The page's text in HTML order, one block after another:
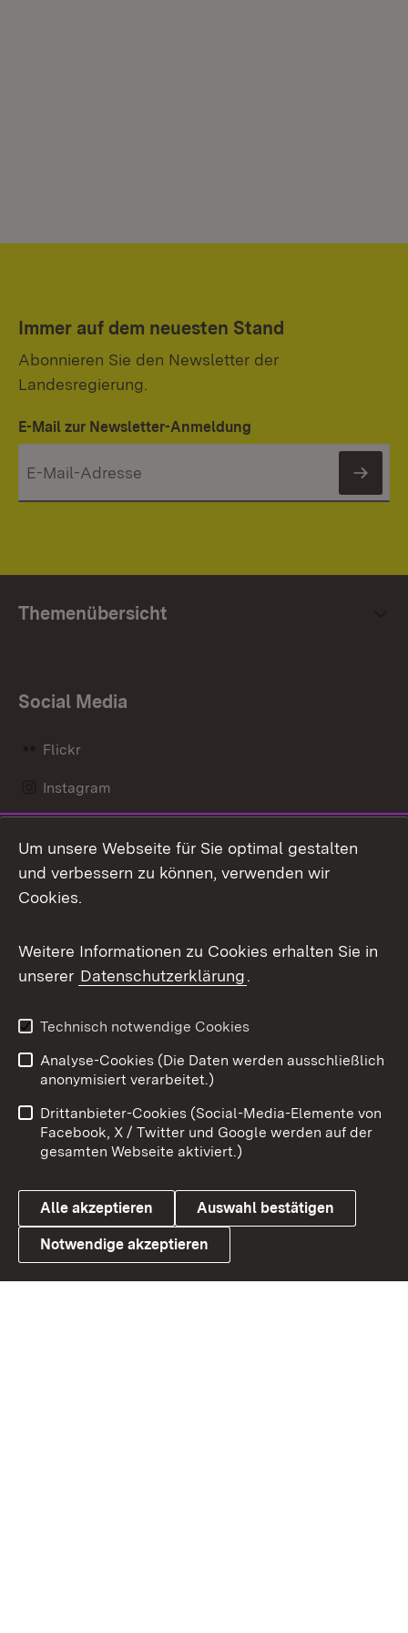
Immer auf dem neuesten Stand
Abonnieren Sie den Newsletter der
Landesregierung.
E-Mail zur Newsletter-Anmeldung
Themenübersicht
Social Media
Flickr
Instagram
Mastodon
Messenger
Social Wall
X / Twitter
Youtube
Link zum Landesportal
Benutzungshinweise
Barrierefreiheit
Datenschutz
Cookies
Um unsere Webseite für Sie optimal gestalten
und verbessern zu können, verwenden wir
Cookies.
Weitere Informationen zu Cookies erhalten Sie in
unserer Datenschutzerklärung.
Technisch notwendige Cookies
Analyse-Cookies (Die Daten werden ausschließlich
anonymisiert verarbeitet.)
Drittanbieter-Cookies (Social-Media-Elemente von
Facebook, X / Twitter und Google werden auf der
gesamten Webseite aktiviert.)
Alle akzeptieren Auswahl bestätigen
Notwendige akzeptieren